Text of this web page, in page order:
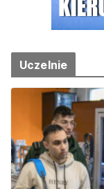
Uczelnie